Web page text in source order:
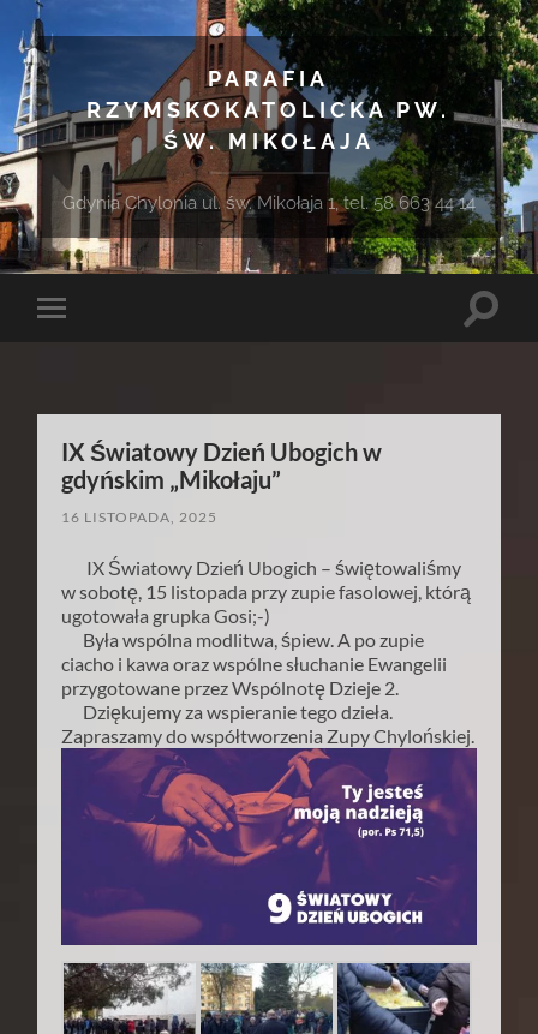
PARAFIA
RZYMSKOKATOLICKA PW.
ŚW. MIKOŁAJA
Gdynia Chylonia ul. św. Mikołaja 1, tel. 58 663 44 14
Toggle
Toggle
IX Światowy Dzień Ubogich w
gdyńskim „Mikołaju”
16 LISTOPADA, 2025
IX Światowy Dzień Ubogich – świętowaliśmy
w sobotę, 15 listopada przy zupie fasolowej, którą
ugotowała grupka Gosi;-)
Była wspólna modlitwa, śpiew. A po zupie
ciacho i kawa oraz wspólne słuchanie Ewangelii
przygotowane przez Wspólnotę Dzieje 2.
Dziękujemy za wspieranie tego dzieła.
Zapraszamy do współtworzenia Zupy Chylońskiej.